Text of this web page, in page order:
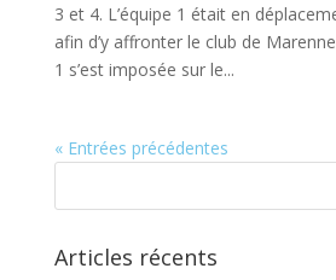
3 et 4. L’équipe 1 était en
afin d’y affronter le club de
1 s’est imposée sur le...
« Entrées précédentes
Articles récents